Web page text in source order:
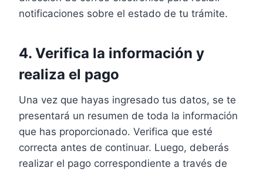
notificaciones sobre el estado de tu trámite.
4. Verifica la información y
realiza el pago
Una vez que hayas ingresado tus datos, se te
presentará un resumen de toda la información
que has proporcionado. Verifica que esté
correcta antes de continuar. Luego, deberás
realizar el pago correspondiente a través de